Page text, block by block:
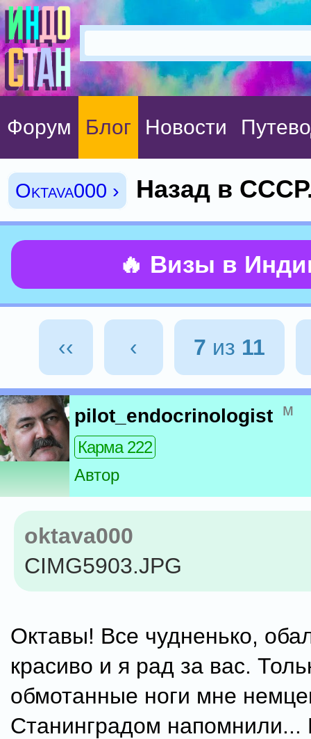
Форум Блог Новости
Oktava000 › Назад в
🔥 Визы в
‹‹ ‹ 7 из 11
pilot_endocrinologist м
Карма 222
Автор
oktava000
CIMG5903.JPG
Октавы! Все чудненько,
красиво и я рад за вас.
обмотанные ноги мне
Станинградом напомнили...